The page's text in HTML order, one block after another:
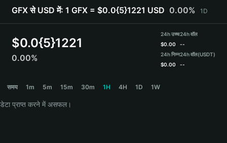
Português (Portugal)
हिन्दी
Español (Argentina)
GFX से USD में: 1 GFX = $0.0{5}1221 USD 0.00% 1D
$0.0{5}1221
0.00%
24h उच्च
$0.00
24h निम्न
$0.00
24h वॉल
--
24h वॉल(USDT)
--
समय 1m 5m 15m 30m 1H 4H 1D 1W
डेटा प्राप्त करने में असफल।